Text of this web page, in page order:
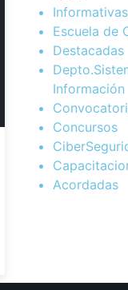
Informativas
Escuela de
Destacadas
Información
Concursos
Acordadas